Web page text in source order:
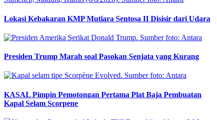
Lokasi Kebakaran KMP Mutiara Sentosa II Disisir dari Udara
Presiden Trump Marah soal Pasokan Senjata yang Kurang
KASAL Pimpin Pemotongan Pertama Plat Baja Pembuatan
Kapal Selam Scorpene